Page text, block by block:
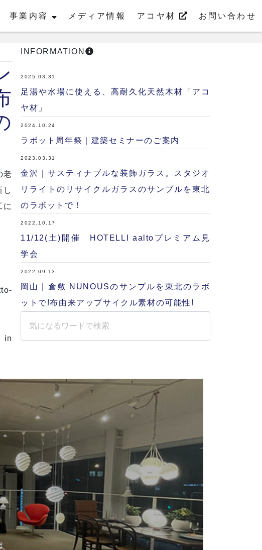
事業内容 メディア情報 アコヤ材 お問い合わせ
老
し
に
INFORMATION
2025.03.31
足湯や水場に使える、高耐久化天然木材「アコ
ヤ材」
2024.10.24
ラボット周年祭｜建築セミナーのご案内
2023.03.31
金沢｜サスティナブルな装飾ガラス。スタジオ
リライトのリサイクルガラスのサンプルを東北
のラボットで！
2022.10.17
11/12(土)開催 HOTELLI aaltoプレミアム見
学会
2022.09.13
岡山｜倉敷 NUNOUSのサンプルを東北のラボ
ットで!布由来アップサイクル素材の可能性!